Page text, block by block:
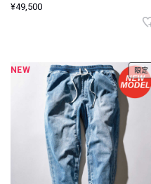
¥49,500
NEW 限定